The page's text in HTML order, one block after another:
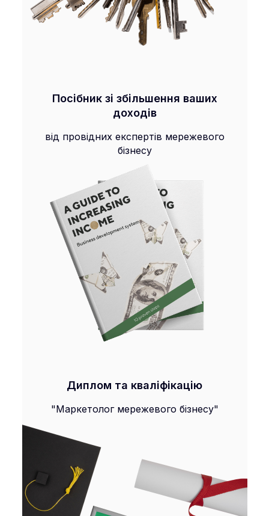
Посібник зі збільшення ваших
доходів
від провідних експертів мережевого
бізнесу
Диплом та кваліфікацію
"Маркетолог мережевого бізнесу"